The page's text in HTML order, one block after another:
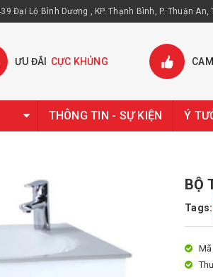
Đại Lộ Bình Dương , KP. Thạnh Bình, P. Thuận An,
ƯU ĐÃI CỰC KHỦNG
THÔNG TIN - SỰ KIỆN Ý
BỘ
Tags: